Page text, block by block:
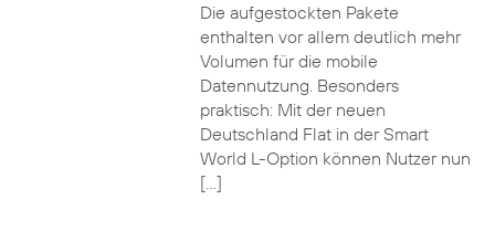
Die aufgestockten Pakete
enthalten vor allem deutlich mehr
Volumen für die mobile
Datennutzung. Besonders
praktisch: Mit der neuen
Deutschland Flat in der Smart
World L-Option können Nutzer nun
[…]